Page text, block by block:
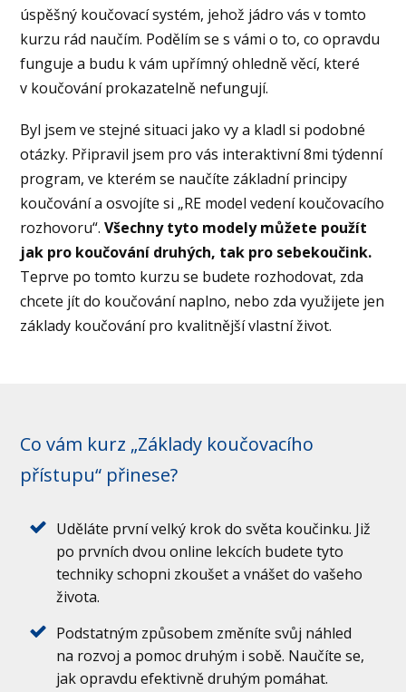
úspěšný koučovací systém, jehož jádro vás v tomto
kurzu rád naučím. Podělím se s vámi o to, co opravdu
funguje a budu k vám upřímný ohledně věcí, které
v koučování prokazatelně nefungují.
Byl jsem ve stejné situaci jako vy a kladl si podobné
otázky. Připravil jsem pro vás interaktivní 8mi týdenní
program, ve kterém se naučíte základní principy
koučování a osvojíte si „RE model vedení koučovacího
rozhovoru“.Všechny tyto modely můžete použít
jak pro koučování druhých, tak pro sebekoučink.
Teprve po tomto kurzu se budete rozhodovat, zda
chcete jít do koučování naplno, nebo zda využijete jen
základy koučování pro kvalitnější vlastní život.
Co vám kurz „Základy koučovacího
přístupu“ přinese?
Uděláte první velký krok do světa koučinku. Již
po prvních dvou online lekcích budete tyto
techniky schopni zkoušet a vnášet do vašeho
života.
Podstatným způsobem změníte svůj náhled
na rozvoj a pomoc druhým i sobě. Naučíte se,
jak opravdu efektivně druhým pomáhat.